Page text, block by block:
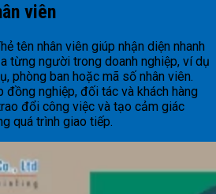
viên
tên nhân viên giúp nhận diện nhanh
từng người trong doanh nghiệp, ví dụ
phòng ban hoặc mã số nhân viên.
đồng nghiệp, đối tác và khách hàng
đổi công việc và tạo cảm giác
quá trình giao tiếp.